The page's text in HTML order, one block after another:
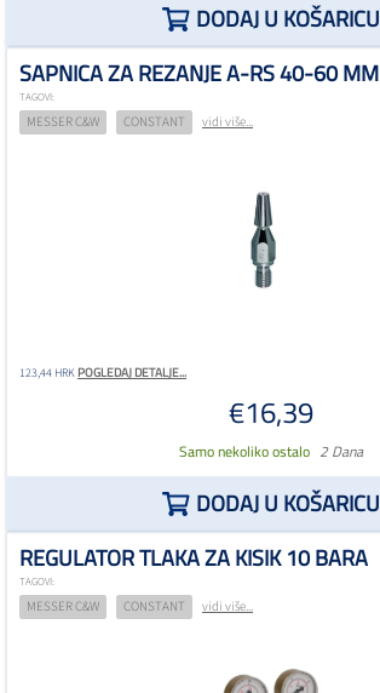
DODAJ U KOŠARICU
SAPNICA ZA REZANJE A-RS 40-60 MM
TAGOVI:
MESSER C&W CONSTANT vidi više...
123,44 HRKPOGLEDAJ DETALJE...
€16,39
Samo nekoliko ostalo 2 Dana
DODAJ U KOŠARICU
REGULATOR TLAKA ZA KISIK 10 BARA
TAGOVI:
MESSER C&W CONSTANT vidi više...